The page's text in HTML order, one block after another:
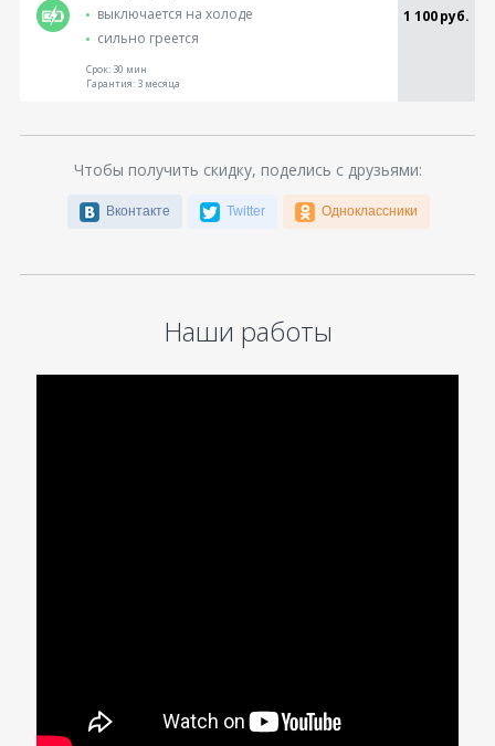
выключается на холоде
сильно греется
1 100 руб.
Срок:30 мин
Гарантия:3 месяца
Чтобы получить скидку, поделись с друзьями:
Вконтакте Twitter Одноклассники
Наши работы